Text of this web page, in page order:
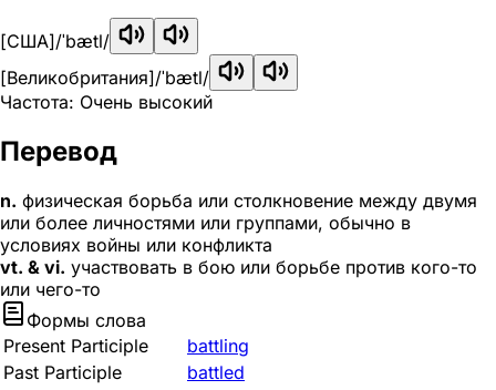
[США]/ˈbætl/
[Великобритания]/ˈbætl/
Частота: Очень высокий
Перевод
n. физическая борьба или столкновение между двумя
или более личностями или группами, обычно в
условиях войны или конфликта
vt. & vi. участвовать в бою или борьбе против кого-то
или чего-то
Формы слова
Present Participle
battling
Past Participle
battled